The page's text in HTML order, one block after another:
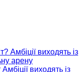
виходять із